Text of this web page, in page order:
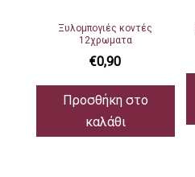
Ξυλομπογιές κοντές
12χρωματα
€0,90
Προσθήκη στο
καλάθι